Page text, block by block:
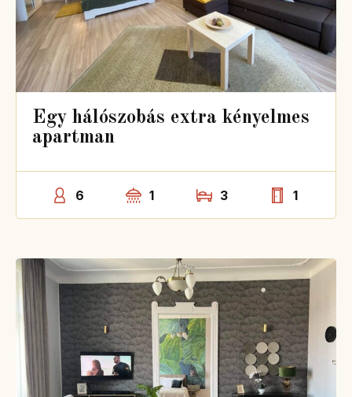
Egy hálószobás extra kényelmes
apartman
6 1 3 1